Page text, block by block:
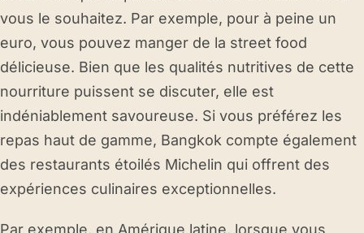
vous le souhaitez. Par exemple, pour à peine un
euro, vous pouvez manger de la street food
délicieuse. Bien que les qualités nutritives de cette
nourriture puissent se discuter, elle est
indéniablement savoureuse. Si vous préférez les
repas haut de gamme, Bangkok compte également
des restaurants étoilés Michelin qui offrent des
expériences culinaires exceptionnelles.
Par exemple, en Amérique latine, lorsque vous